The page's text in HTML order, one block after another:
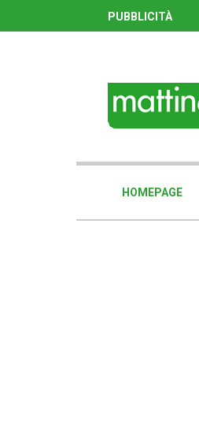
PUBBLICITÀ
HOMEPAGE